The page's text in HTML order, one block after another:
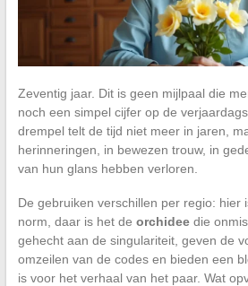
Zeventig jaar. Dit is geen mijlpaal die
noch een simpel cijfer op de
drempel telt de tijd niet meer in jaren,
herinneringen, in bewezen trouw, in
van hun glans hebben verloren.
De gebruiken verschillen per regio: hier
norm, daar is het de orchideedie
gehecht aan de singulariteit, geven de
omzeilen van de codes en bieden een
is voor het verhaal van het paar. Wat